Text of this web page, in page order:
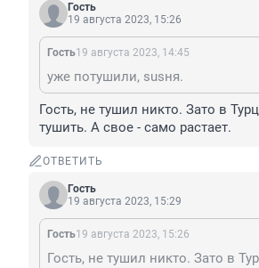
Гость
19 августа 2023, 15:26
Гость19 августа 2023, 14:45
уже потушили, susня.
Гость, не тушил никто. Зато в
тушить. А свое - само растает.
ОТВЕТИТЬ
Гость
19 августа 2023, 15:29
Гость19 августа 2023, 15:26